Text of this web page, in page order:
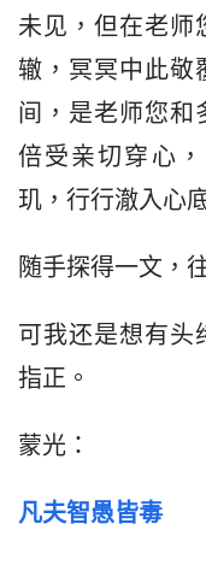
未见，但在老师
辙，冥冥中此敬
间，是老师您和
倍受亲切穿心
玑，行行澈入心
随手探得一文，
可我还是想有头
指正。
蒙光：
凡夫智愚皆毒